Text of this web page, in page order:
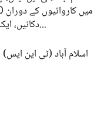
دکانیں، ایک ہوٹل،90 موٹر سائیکلوں...
اسلام آباد (ٹی این